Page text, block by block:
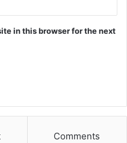
in this browser for the next
Comments